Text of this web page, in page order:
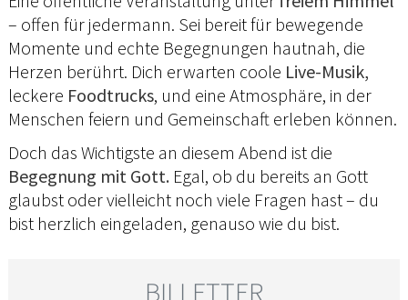
– offen für jedermann. Sei bereit für bewegende
Momente und echte Begegnungen hautnah, die
Herzen berührt. Dich erwarten coole Live-Musik,
leckere Foodtrucks, und eine Atmosphäre, in der
Menschen feiern und Gemeinschaft erleben können.
Doch das Wichtigste an diesem Abend ist die
Begegnung mit Gott. Egal, ob du bereits an Gott
glaubst oder vielleicht noch viele Fragen hast – du
bist herzlich eingeladen, genauso wie du bist.